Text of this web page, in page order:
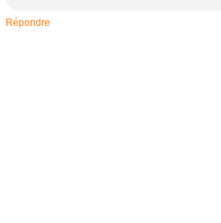
Répondre